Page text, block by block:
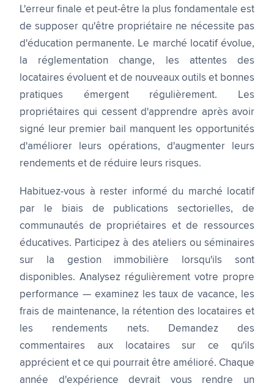
L'erreur finale et peut-être la plus fondamentale est
de supposer qu'être propriétaire ne nécessite pas
d'éducation permanente. Le marché locatif évolue,
la réglementation change, les attentes des
locataires évoluent et de nouveaux outils et bonnes
pratiques émergent régulièrement. Les
propriétaires qui cessent d'apprendre après avoir
signé leur premier bail manquent les opportunités
d'améliorer leurs opérations, d'augmenter leurs
rendements et de réduire leurs risques.
Habituez-vous à rester informé du marché locatif
par le biais de publications sectorielles, de
communautés de propriétaires et de ressources
éducatives. Participez à des ateliers ou séminaires
sur la gestion immobilière lorsqu'ils sont
disponibles. Analysez régulièrement votre propre
performance — examinez les taux de vacance, les
frais de maintenance, la rétention des locataires et
les rendements nets. Demandez des
commentaires aux locataires sur ce qu'ils
apprécient et ce qui pourrait être amélioré. Chaque
année d'expérience devrait vous rendre un